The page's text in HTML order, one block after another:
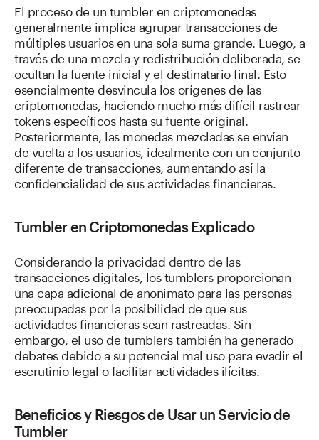
El proceso de un tumbler en criptomonedas
generalmente implica agrupar transacciones de
múltiples usuarios en una sola suma grande. Luego, a
través de una mezcla y redistribución deliberada, se
ocultan la fuente inicial y el destinatario final. Esto
esencialmente desvincula los orígenes de las
criptomonedas, haciendo mucho más difícil rastrear
tokens específicos hasta su fuente original.
Posteriormente, las monedas mezcladas se envían
de vuelta a los usuarios, idealmente con un conjunto
diferente de transacciones, aumentando así la
confidencialidad de sus actividades financieras.
Tumbler en Criptomonedas Explicado
Considerando la privacidad dentro de las
transacciones digitales, los tumblers proporcionan
una capa adicional de anonimato para las personas
preocupadas por la posibilidad de que sus
actividades financieras sean rastreadas. Sin
embargo, el uso de tumblers también ha generado
debates debido a su potencial mal uso para evadir el
escrutinio legal o facilitar actividades ilícitas.
Beneficios y Riesgos de Usar un Servicio de
Tumbler